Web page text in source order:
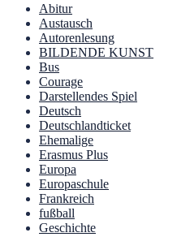
Abitur
Austausch
Autorenlesung
BILDENDE KUNST
Bus
Courage
Darstellendes Spiel
Deutsch
Deutschlandticket
Ehemalige
Erasmus Plus
Europa
Europaschule
Frankreich
fußball
Geschichte